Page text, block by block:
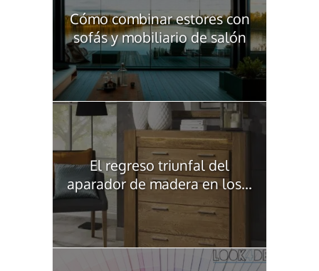
Cómo combinar estores con
sofás y mobiliario de salón
El regreso triunfal del
aparador de madera en los...